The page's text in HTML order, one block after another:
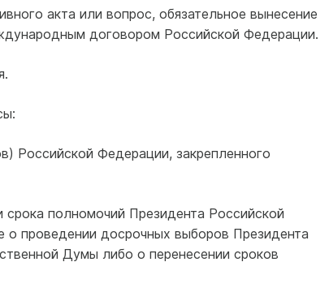
акта или вопрос, обязательное вынесение
договором Российской Федерации.
Российской Федерации, закрепленного
полномочий Президента Российской
проведении досрочных выборов Президента
Думы либо о перенесении сроков